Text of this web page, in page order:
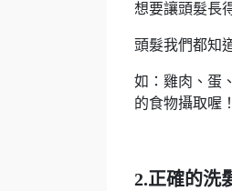
想要讓頭髮長
頭髮我們都知
如：雞肉、蛋
的食物攝取喔！
2.正確的洗